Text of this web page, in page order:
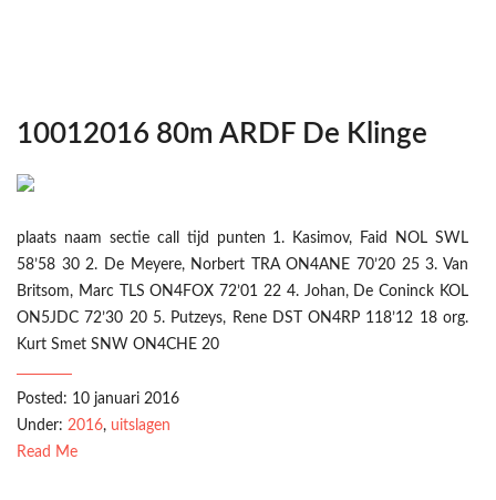
10012016 80m ARDF De Klinge
plaats naam sectie call tijd punten 1. Kasimov, Faid NOL SWL
58’58 30 2. De Meyere, Norbert TRA ON4ANE 70’20 25 3. Van
Britsom, Marc TLS ON4FOX 72’01 22 4. Johan, De Coninck KOL
ON5JDC 72’30 20 5. Putzeys, Rene DST ON4RP 118’12 18 org.
Kurt Smet SNW ON4CHE 20
Posted: 10 januari 2016
Under: 2016, uitslagen
Read Me